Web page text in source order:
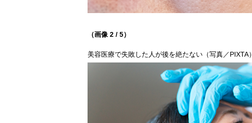
（画像 2 / 5）
美容医療で失敗した人が後を絶たない（写真／PIXTA）